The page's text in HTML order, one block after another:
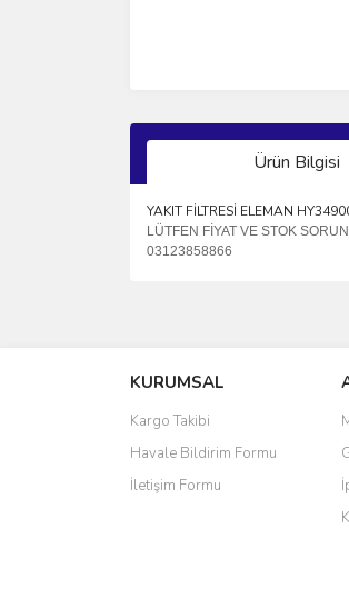
Ürün Bilgisi
YAKIT FİLTRESİ ELEMAN
LÜTFEN FİYAT VE STOK
03123858866
Ürün resmi kalitesiz,
Ürün açıklamasında
Ürün bilgilerinde hatalar
Ürün fiyatı diğer
Bu ürüne benzer farklı
KURUMSAL
Kargo Takibi
Havale Bildirim Formu
İletişim Formu